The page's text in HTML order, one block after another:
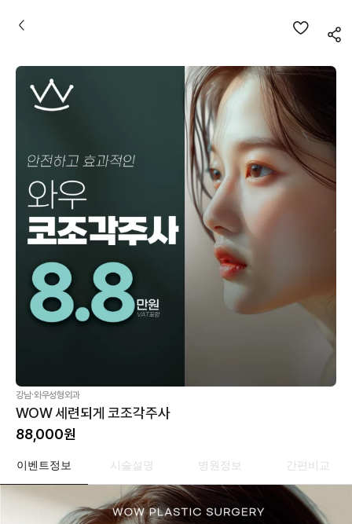
강남·와우성형외과
WOW 세련되게 코조각주사
88,000원
이벤트정보 시술설명 병원정보 간편비교